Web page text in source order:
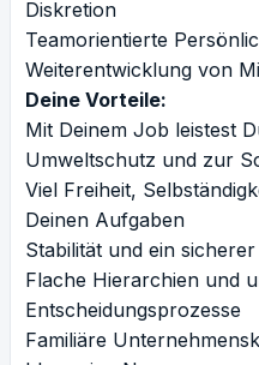
Diskretion
Teamorientierte
Weiterentwicklung von
Deine Vorteile:
Mit Deinem Job leistest
Umweltschutz und zur
Viel Freiheit,
Deinen Aufgaben
Stabilität und ein
Flache Hierarchien und
Entscheidungsprozesse
Familiäre